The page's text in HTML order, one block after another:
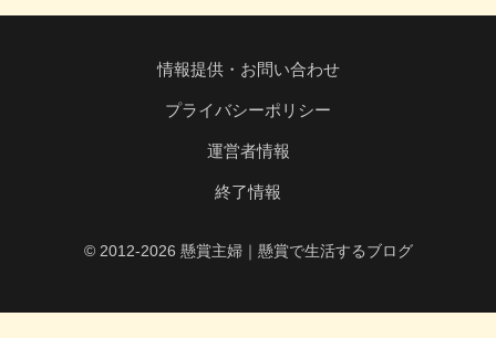
情報提供・お問い合わせ
プライバシーポリシー
運営者情報
終了情報
© 2012-2026 懸賞主婦｜懸賞で生活するブログ